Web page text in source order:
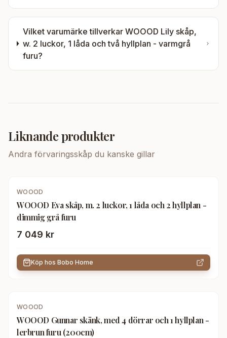
Vilket varumärke tillverkar WOOOD Lily skåp,
w. 2 luckor, 1 låda och två hyllplan - varmgrå
furu?
Liknande produkter
Andra förvaringsskåp du kanske gillar
WOOOD
WOOOD Eva skåp, m. 2 luckor, 1 låda och 2 hyllplan -
dimmig grå furu
7 049 kr
Köp hos Bobo Home
WOOOD
WOOOD Gunnar skänk, med 4 dörrar och 1 hyllplan -
lerbrun furu (200cm)